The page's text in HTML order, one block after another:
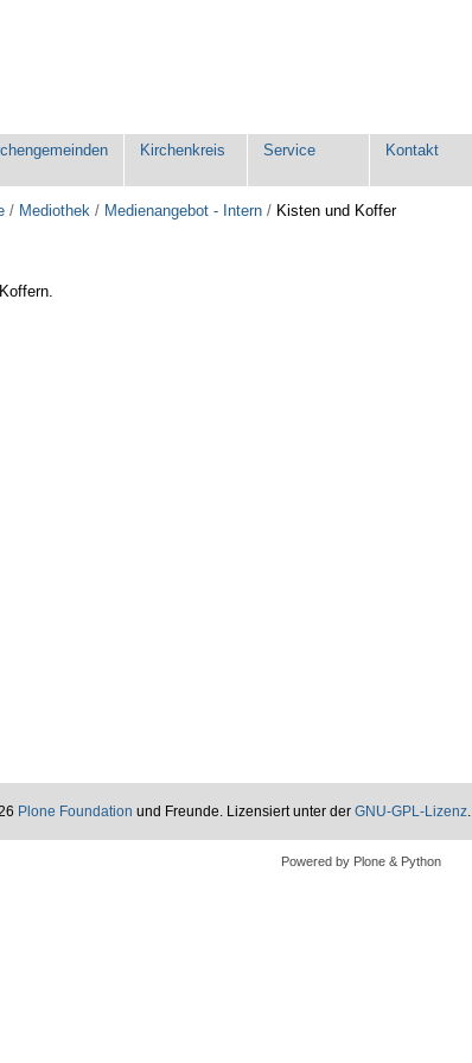
Kirchenkreis Service Kontakt
/ Mediothek / Medienangebot - Intern / Kisten und Koffer
Plone Foundation und Freunde. Lizensiert unter derGNU-GPL-Lizenz.
Powered by Plone & Python